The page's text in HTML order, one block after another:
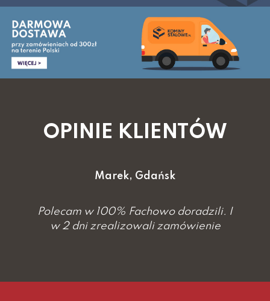
OPINIE KLIENTÓW
Marek, Gdańsk
Polecam w 100% Fachowo doradzili. I
w 2 dni zrealizowali zamówienie